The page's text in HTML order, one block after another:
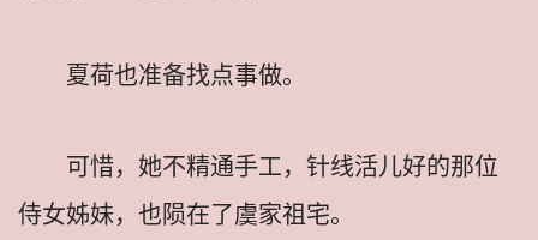
夏荷也准备找点事做。
可惜，她不精通手工，针线活儿好的那位
侍女姊妹，也陨在了虞家祖宅。